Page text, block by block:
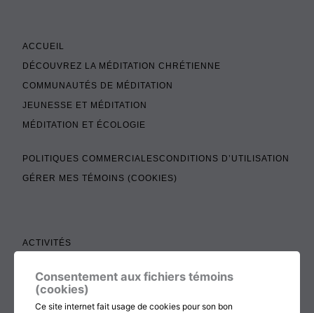
ACCUEIL
DÉCOUVREZ LA MÉDITATION CHRÉTIENNE
COMMUNAUTÉS DE MÉDITATION
JEUNESSE ET MÉDITATION
MÉDITATION ET ÉCOLOGIE
POLITIQUES COMMERCIALESCONDITIONS D’UTILISATION
GÉRER MES TÉMOINS (COOKIES)
ACTIVITÉS
ADMINISTRATION
BOUTIQUE
Consentement aux fichiers témoins
(cookies)
Ce site internet fait usage de cookies pour son bon